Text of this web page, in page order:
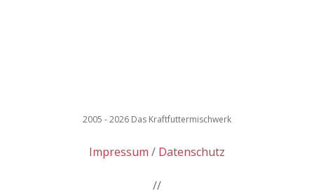
2005 - 2026 Das Kraftfuttermischwerk
Impressum Datenschutz
//